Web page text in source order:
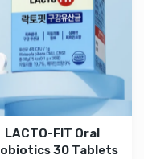
LACTO-FIT Oral
30 Tablets